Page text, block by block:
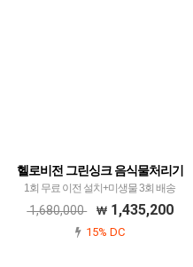
헬로비전 그린싱크 음식물처리기
1회 무료 이전 설치+미생물 3회 배송
1,680,000 1,435,200
15% DC